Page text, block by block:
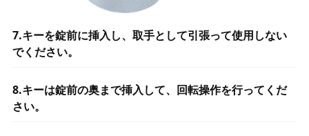
7.キーを錠前に挿入し、取手として引張って使用しない
でください。
8.キーは錠前の奥まで挿入して、回転操作を行ってくだ
さい。